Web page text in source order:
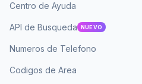
Centro de Ayuda
API de Busqueda NUEVO
Numeros de Telefono
Codigos de Area